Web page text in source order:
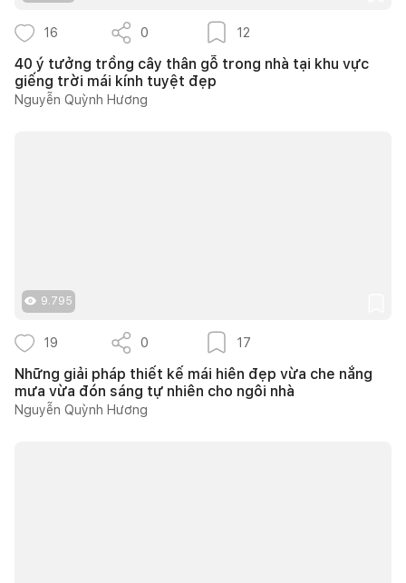
16 0 12
40 ý tưởng trồng cây thân gỗ trong nhà tại khu vực
giếng trời mái kính tuyệt đẹp
Nguyễn Quỳnh Hương
9.795
19 0 17
Những giải pháp thiết kế mái hiên đẹp vừa che nắng
mưa vừa đón sáng tự nhiên cho ngôi nhà
Nguyễn Quỳnh Hương